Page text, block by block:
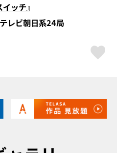
イッチ』
レビ朝日系24局